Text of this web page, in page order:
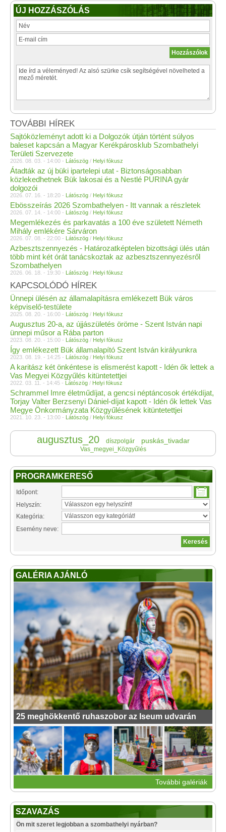
ÚJ HOZZÁSZÓLÁS
TOVÁBBI HÍREK
Sajtóközleményt adott ki a Dolgozók útján történt súlyos
baleset kapcsán a Magyar Kerékpárosklub Szombathelyi
Területi Szervezete
2026. 08. 03. - 14:00 - Látószög / Helyi fókusz
Átadták az új büki ipartelepi utat - Biztonságosabban
közlekedhetnek Bük lakosai és a Nestlé PURINA gyár
dolgozói
2026. 07. 16. - 18:20 - Látószög / Helyi fókusz
Ebösszeírás 2026 Szombathelyen - Itt vannak a részletek
2026. 07. 14. - 14:00 - Látószög / Helyi fókusz
Megemlékezés és parkavatás a 100 éve született Németh
Mihály emlékére Sárváron
2026. 07. 08. - 22:00 - Látószög / Helyi fókusz
Azbesztszennyezés - Határozatképtelen bizottsági ülés után
több mint két órát tanácskoztak az azbesztszennyezésről
Szombathelyen
2026. 06. 18. - 19:30 - Látószög / Helyi fókusz
KAPCSOLÓDÓ HÍREK
Ünnepi ülésén az államalapításra emlékezett Bük város
képviselő-testülete
2025. 08. 20. - 16:00 - Látószög / Helyi fókusz
Augusztus 20-a, az újjászületés öröme - Szent István napi
ünnepi műsor a Rába parton
2023. 08. 20. - 15:00 - Látószög / Helyi fókusz
Így emlékezett Bük államalapító Szent István királyunkra
2023. 08. 19. - 14:25 - Látószög / Helyi fókusz
A karitász két önkéntese is elismerést kapott - Idén ők lettek a
Vas Megyei Közgyűlés kitüntetettjei
2022. 03. 11. - 14:45 - Látószög / Helyi fókusz
Schrammel Imre életműdíjat, a gencsi néptáncosok értékdíjat,
Torjay Valter Berzsenyi Dániel-díjat kapott - Idén ők lettek Vas
Megye Önkormányzata Közgyűlésének kitüntetettjei
2021. 10. 23. - 13:00 - Látószög / Helyi fókusz
augusztus_20 díszpolgár puskás_tivadar
Vas_megyei_Közgyűlés
PROGRAMKERESŐ
Időpont:
Helyszín:
Kategória:
Esemény neve:
GALÉRIA AJÁNLÓ
25 meghökkentő ruhaszobor az Iseum udvarán
További galériák
SZAVAZÁS
Ön mit szeret legjobban a szombathelyi nyárban?